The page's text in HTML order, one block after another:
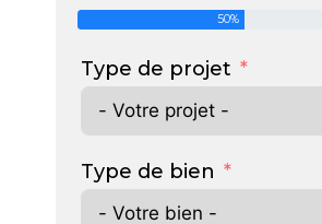
50%
Type de projet
Type de bien